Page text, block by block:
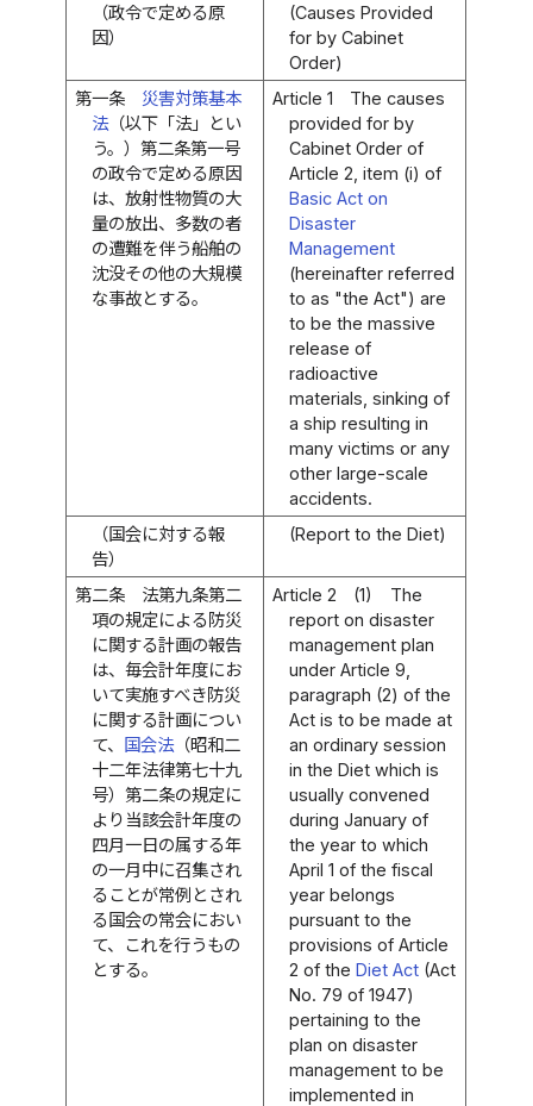
（政令で定める原
因）
(Causes Provided
for by Cabinet
Order)
第一条
災害対策基本
法（以下「法」とい
う。）第二条第一号
の政令で定める原因
は、放射性物質の大
量の放出、多数の者
の遭難を伴う船舶の
沈没その他の大規模
な事故とする。
Article 1
The causes
provided for by
Cabinet Order of
Article 2, item (i) of
Basic Act on
Disaster
Management
(hereinafter referred
to as "the Act") are
to be the massive
release of
radioactive
materials, sinking of
a ship resulting in
many victims or any
other large-scale
accidents.
（国会に対する報
告）
(Report to the Diet)
第二条
法第九条第二
項の規定による防災
に関する計画の報告
は、毎会計年度にお
いて実施すべき防災
に関する計画につい
て、 国会法（昭和二
十二年法律第七十九
号）第二条の規定に
より当該会計年度の
四月一日の属する年
の一月中に召集され
ることが常例とされ
る国会の常会におい
て、これを行うもの
とする。
Article 2 (1)
The
report on disaster
management plan
under Article 9,
paragraph (2) of the
Act is to be made at
an ordinary session
in the Diet which is
usually convened
during January of
the year to which
April 1 of the fiscal
year belongs
pursuant to the
provisions of Article
2 of theDiet Act (Act
No. 79 of 1947)
pertaining to the
plan on disaster
management to be
implemented in